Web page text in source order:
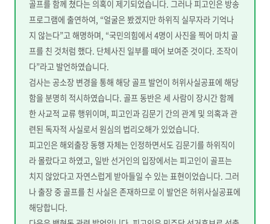
골프를 함께 쳤다는 의혹이 제기되었습니다. 그러나 피고인은 방송
프로그램에 출연하여, “얼굴은 봤겠지만 하위직 실무자라 기억나
지 않는다”고 해명하며, “국민의힘에서 4명이 사진을 찍어 마치 골
프를 친 것처럼 했다. 단체사진 일부를 떼어 보여준 것이다. 조작이
다”라고 발언하였습니다.
검사는 공소장 변경을 통해 해당 골프 발언이 허위사실공표에 해당
함을 분명히 적시하였습니다. 골프 동반은 세 사람이 장시간 함께
한 사교적 교류 행위이며, 피고인과 김문기 간의 관계 및 의혹과 관
련된 독자적 사실로서 원심의 법리오해가 있었습니다.
피고인은 해외출장 동행 자체는 인정하면서도 김문기를 하위직이
라 몰랐다고 하였고, 일반 선거인의 입장에서는 피고인이 골프는
치지 않았다고 자연스럽게 받아들일 수 있는 표현이었습니다. 그러
나 출장 중 골프를 친 사실은 존재하므로 이 발언은 허위사실공표에
해당합니다.